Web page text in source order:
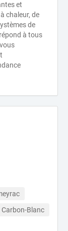
et
chaleur, de
de
à tous
Carbon-Blanc